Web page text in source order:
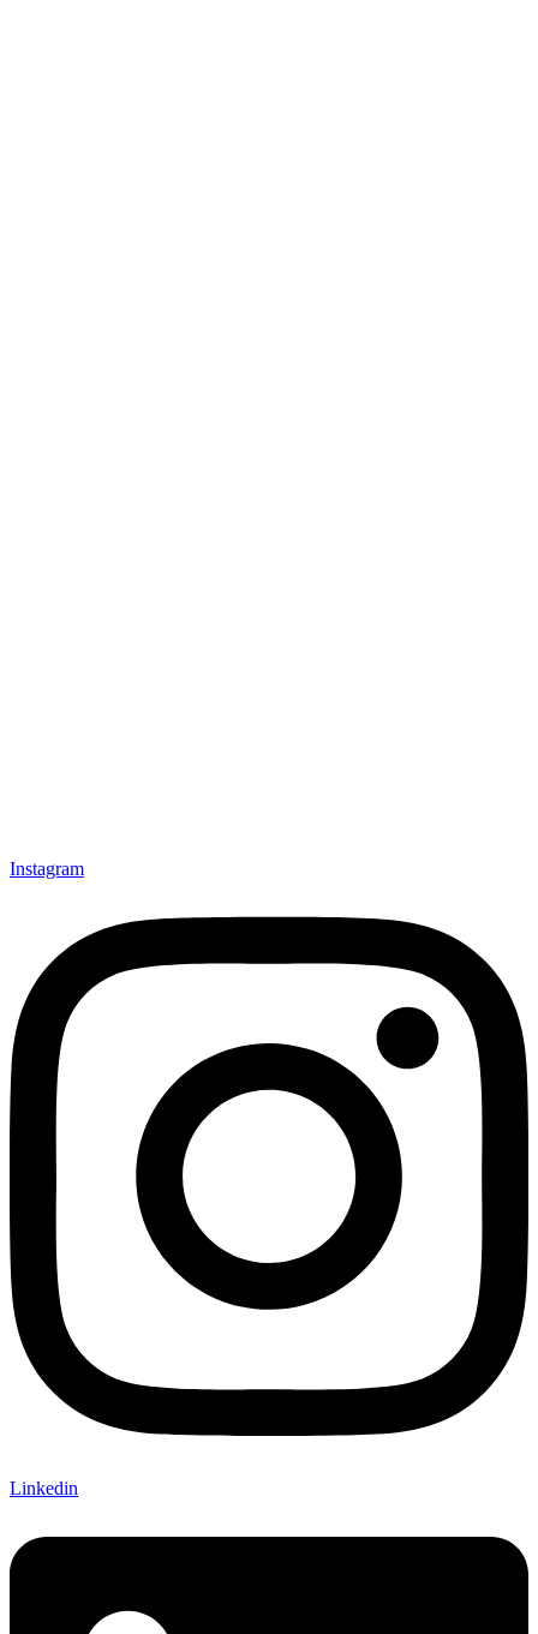
Instagram
Linkedin